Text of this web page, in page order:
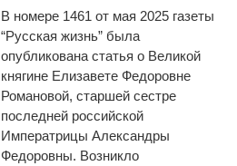
В номере 1461 от мая 2025 газеты
“Русская жизнь” была
опубликована статья о Великой
княгине Елизавете Федоровне
Романовой, старшей сестре
последней российской
Императрицы Александры
Федоровны. Возникло